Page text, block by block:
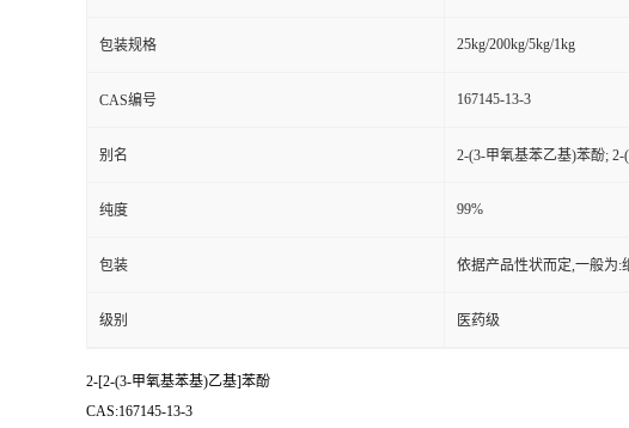
包装规格 25kg/200kg/5kg/1kg
CAS编号 167145-13-3
别名 2-(3-甲氧基苯乙基)苯酚;
纯度 99%
包装 依据产品性状而定,一般为:
级别 医药级
2-[2-(3-甲氧基苯基)乙基]苯酚
CAS:167145-13-3